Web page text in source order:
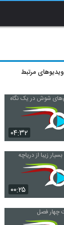
ویدیوهای مرتبط
۰۴:۳۲
۰۰:۲۵